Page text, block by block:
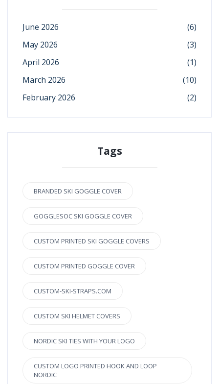
June 2026
(6)
May 2026
(3)
April 2026
(1)
March 2026
(10)
February 2026
(2)
Tags
BRANDED SKI GOGGLE COVER
GOGGLESOC SKI GOGGLE COVER
CUSTOM PRINTED SKI GOGGLE COVERS
CUSTOM PRINTED GOGGLE COVER
CUSTOM-SKI-STRAPS.COM
CUSTOM SKI HELMET COVERS
NORDIC SKI TIES WITH YOUR LOGO
CUSTOM LOGO PRINTED HOOK AND LOOP
NORDIC